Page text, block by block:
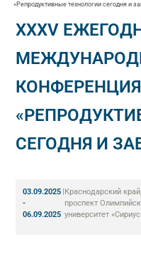
«Репродуктивные технологии сегодня и
XXXV
СЕГОДНЯ И
03.09.2025
-
06.09.2025
|Краснодарский
проспект
университет